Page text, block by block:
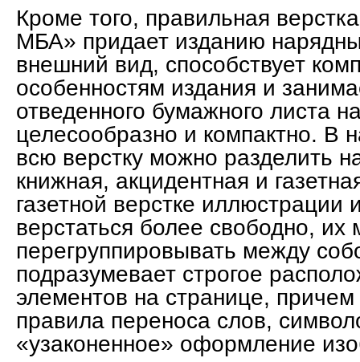
Кроме того, правильная
МБА» придает изданию
внешний вид, способствует
особенностям издания и
отведенного бумажного листа
целесообразно и компактно. В
всю верстку можно разделить
книжная, акцидентная и
газетной верстке иллюстрации
верстаться более свободно, их
перегруппировывать между
подразумевает строгое
элементов на странице,
правила переноса слов,
«узаконенное» оформление